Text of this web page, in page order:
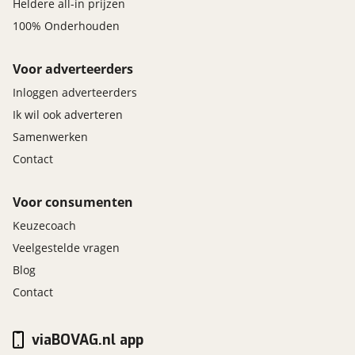
GS Automotive
Lage dijk 15
€ 0,-(Originele waarde € 1.495,-
Omschrijving
BOVAG garantie (12 maanden); BOVAG 40-
garantie, Auto wassen en stofzuigen, BOVAG 40-
garantiewerkzaamheden, NAP-certificaat, Nieuwe
APK, Onderhoudsbeurt volgens fabrieksschema
Heldere all-in prijzen
100% Onderhouden
Voor adverteerders
Inloggen adverteerders
Ik wil ook adverteren
Samenwerken
Contact
Voor consumenten
Keuzecoach
Veelgestelde vragen
Blog
Contact
viaBOVAG.nl app